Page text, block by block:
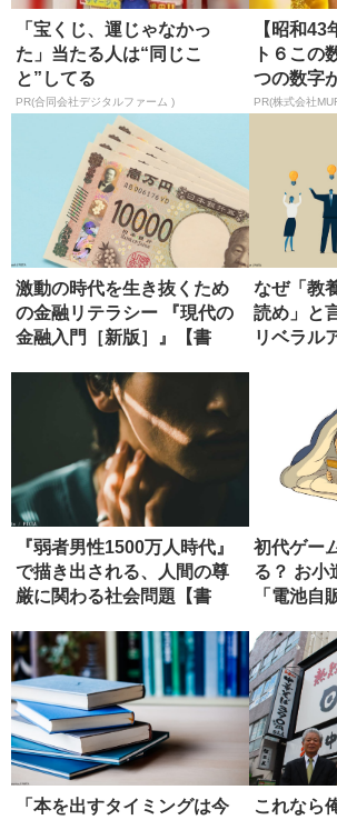
「宝くじ、運じゃなかっ
た」当たる人は“同じこ
と”してる
PR(合同会社デジタルファーム )
【昭和43
ト６この
つの数字
る方...
PR(株式会社
激動の時代を生き抜くため
の金融リテラシー 『現代の
金融入門［新版］』【書
なぜ「教
読め」と
リベラル
『弱者男性1500万人時代』
で描き出される、人間の尊
厳に関わる社会問題【書
初代ゲー
る？ お小
「電池自
「本を出すタイミングは今
これなら